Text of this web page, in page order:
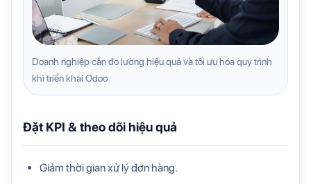
Doanh nghiệp cần đo lường hiệu quả và tối ưu hóa quy trình
khi triển khai Odoo
Đặt KPI & theo dõi hiệu quả
Giảm thời gian xử lý đơn hàng.